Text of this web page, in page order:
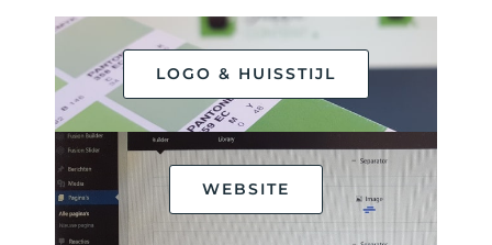
LOGO & HUISSTIJL
WEBSITE